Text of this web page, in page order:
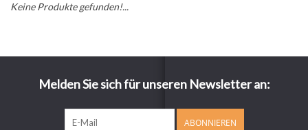
Keine Produkte gefunden!...
Melden Sie sich für unseren Newsletter an:
ABONNIEREN